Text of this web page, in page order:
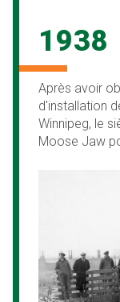
1938
Après avoir
d'installation
Winnipeg, le
Moose Jaw